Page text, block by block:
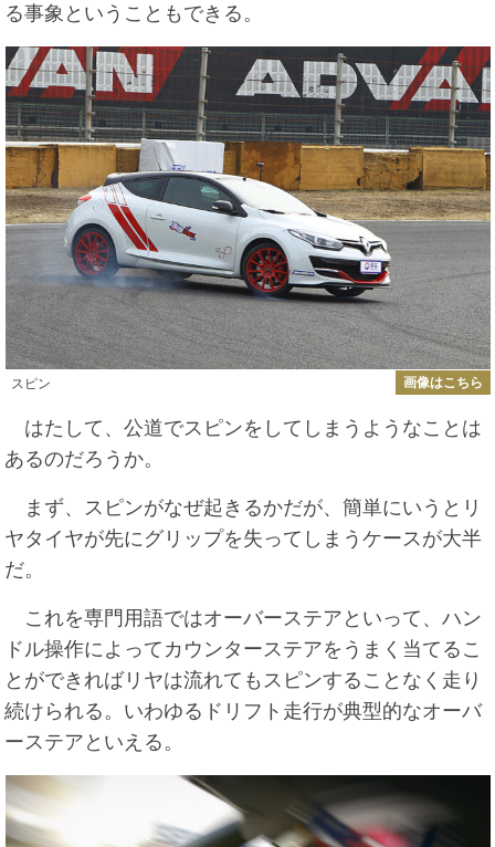
る事象ということもできる。
スピン 画像はこちら
はたして、公道でスピンをしてしまうようなことは
あるのだろうか。
まず、スピンがなぜ起きるかだが、簡単にいうとリ
ヤタイヤが先にグリップを失ってしまうケースが大半
だ。
これを専門用語ではオーバーステアといって、ハン
ドル操作によってカウンターステアをうまく当てるこ
とができればリヤは流れてもスピンすることなく走り
続けられる。いわゆるドリフト走行が典型的なオーバ
ーステアといえる。